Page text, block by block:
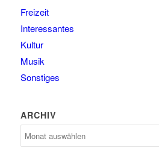
Freizeit
Interessantes
Kultur
Musik
Sonstiges
ARCHIV